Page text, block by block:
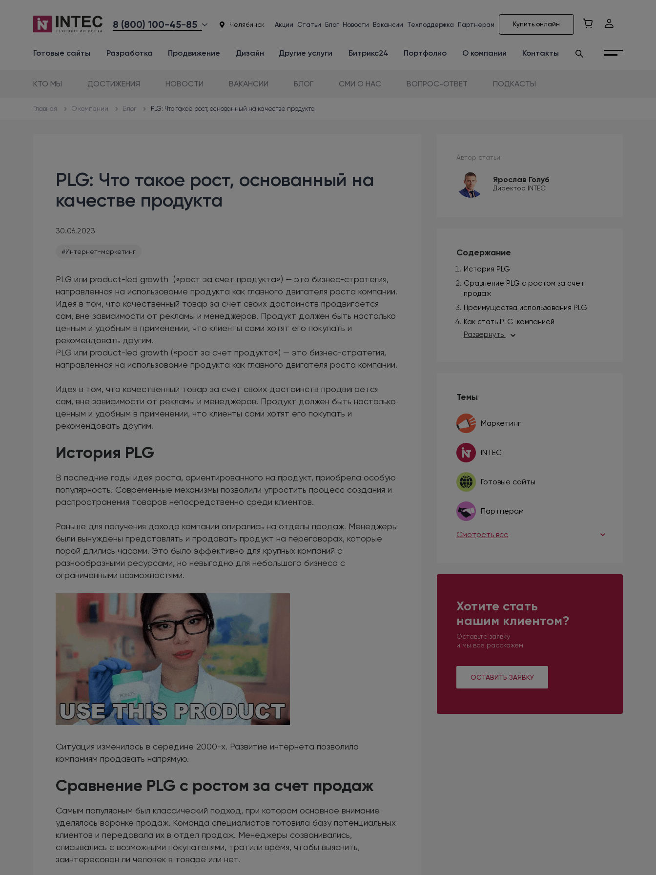
8 (800) 100-45-85 Челябинск Акции Статьи Блог Новости Вакансии Техподдержка Партнерам Купить онлайн
Готовые сайты Разработка Продвижение Дизайн Другие услуги Битрикс24 Портфолио О компании Контакты
КТО МЫ ДОСТИЖЕНИЯ НОВОСТИ ВАКАНСИИ БЛОГ СМИ О НАС ВОПРОС-ОТВЕТ ПОДКАСТЫ
Главная О компании Блог PLG: Что такое рост, основанный на качестве продукта
Автор статьи:
Ярослав Голуб
Директор INTEC
Содержание
История PLG
Сравнение PLG с ростом за счет
продаж
Преимущества использования PLG
Как стать PLG-компанией
Развернуть
Темы
Маркетинг
INTEC
Готовые сайты
Партнерам
Смотреть все
Хотите стать
нашим клиентом?
Оставьте заявку
и мы все расскажем
ОСТАВИТЬ ЗАЯВКУ
PLG: Что такое рост, основанный на
качестве продукта
30.06.2023
#Интернет-маркетинг
PLG или product-led growth («рост за счет продукта») — это бизнес-стратегия,
направленная на использование продукта как главного двигателя роста компании.
Идея в том, что качественный товар за счет своих достоинств продвигается
сам, вне зависимости от рекламы и менеджеров. Продукт должен быть настолько
ценным и удобным в применении, что клиенты сами хотят его покупать и
рекомендовать другим.
PLG или product-led growth («рост за счет продукта») — это бизнес-стратегия,
направленная на использование продукта как главного двигателя роста компании.
Идея в том, что качественный товар за счет своих достоинств продвигается
сам, вне зависимости от рекламы и менеджеров. Продукт должен быть настолько
ценным и удобным в применении, что клиенты сами хотят его покупать и
рекомендовать другим.
История PLG
В последние годы идея роста, ориентированного на продукт, приобрела особую
популярность. Современные механизмы позволили упростить процесс создания и
распространения товаров непосредственно среди клиентов.
Раньше для получения дохода компании опирались на отделы продаж. Менеджеры
были вынуждены представлять и продавать продукт на переговорах, которые
порой длились часами. Это было эффективно для крупных компаний с
разнообразными ресурсами, но невыгодно для небольшого бизнеса с
ограниченными возможностями.
Ситуация изменилась в середине 2000-х. Развитие интернета позволило
компаниям продавать напрямую.
Сравнение PLG с ростом за счет продаж
Самым популярным был классический подход, при котором основное внимание
уделялось воронке продаж. Команда специалистов готовила базу потенциальных
клиентов и передавала их в отдел продаж. Менеджеры созванивались,
списывались с возможными покупателями, тратили время, чтобы выяснить,
заинтересован ли человек в товаре или нет.